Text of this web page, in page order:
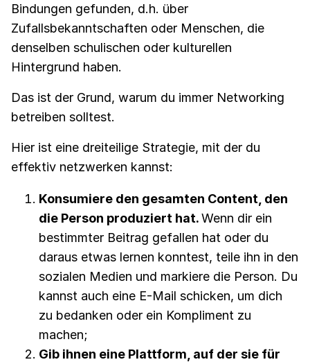
Bindungen gefunden, d.h. über
Zufallsbekanntschaften oder Menschen, die
denselben schulischen oder kulturellen
Hintergrund haben.
Das ist der Grund, warum du immer Networking
betreiben solltest.
Hier ist eine dreiteilige Strategie, mit der du
effektiv netzwerken kannst:
Konsumiere den gesamten Content, den
die Person produziert hat.Wenn dir ein
bestimmter Beitrag gefallen hat oder du
daraus etwas lernen konntest, teile ihn in den
sozialen Medien und markiere die Person. Du
kannst auch eine E-Mail schicken, um dich
zu bedanken oder ein Kompliment zu
machen;
Gib ihnen eine Plattform, auf der sie für